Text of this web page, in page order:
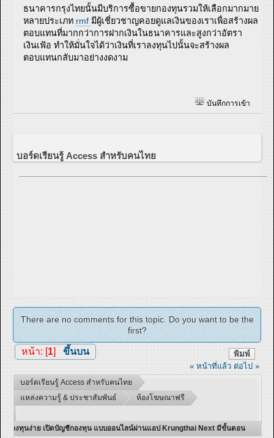
ธนาคารกรุงไทยนั้นมีบริการซื้อขายกองทุนรวมให้เลือกมากมาย
หลายประเภท rmf มีผู้เชี่ยวชาญคอยดูแลเงินของเราเพื่อสร้างผล
ตอบแทนที่มากกว่าการฝากเงินในธนาคารและสูงกว่าอัตรา
เงินเฟ้อ ทำให้มั่นใจได้ว่าเงินที่เราลงทุนไปนั้นจะสร้างผล
ตอบแทนกลับมาอย่างงดงาม
บันทึกการเข้า
บอร์ดเรียนรู้ Access สำหรับคนไทย
There are no comments for this topic. Do you want to be the
first?
พิมพ์
หน้า: [ 1] ขึ้นบน
« หน้าที่แล้ว ต่อไป »
บอร์ดเรียนรู้ Access สำหรับคนไทย
แหล่งความรู้ & ประชาสัมพันธ์
ห้องโฆษณาฟรี
ลงทุนง่าย เปิดบัญชีกองทุน แบบออนไลน์ผ่านแอป Krungthai Next มีขั้นตอน